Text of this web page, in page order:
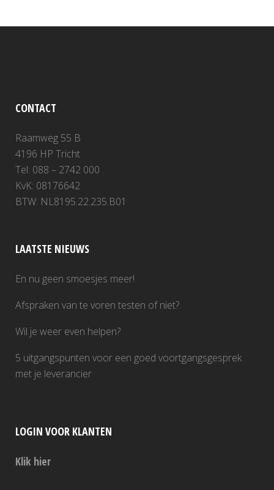
CONTACT
Raamweg 55 B
4196 HP Tricht
Tel: 088 – 2742 000
KvK: 08176642
BTW: NL8195.22.235.B01
LAATSTE NIEUWS
En nu geen smoesjes meer!
Afspraken van te voren testen of niet?
Wil je weer even helpen?
5 uitgangspunten voor een goed voortgangsgesprek
met je leverancier
LOGIN VOOR KLANTEN
Klik hier